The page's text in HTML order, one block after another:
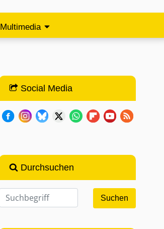
Multimedia
Social Media
Durchsuchen